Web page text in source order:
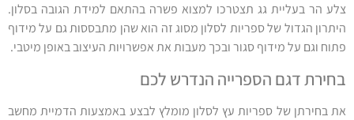
צלע הר בעליית גג תצטרכו למצוא פשרה בהתאם למידת הגובה בסלון.
היתרון הגדול של ספריות לסלון מסוג זה הוא שהן מתבססות גם על מידוף
פתוח וגם על מידוף סגור ובכך מעבות את אפשרויות העיצוב באופן מיטבי.
בחירת דגם הספרייה הנדרש לכם
את בחירתן של ספריות עץ לסלון מומלץ לבצע באמצעות הדמיית מחשב